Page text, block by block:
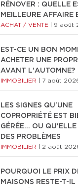
RÉNOVER : QUELLE
MEILLEURE AFFAIRE
ACHAT / VENTE 9 août
EST-CE UN BON
ACHETER UNE
AVANT L'AUTOMNE?
IMMOBILIER 7 août
LES SIGNES QU'UNE
COPROPRIÉTÉ EST
GÉRÉE… OU QU'ELLE
DES PROBLÈMES
IMMOBILIER 2 août
POURQUOI LE PRIX
MAISONS RESTE-T-IL